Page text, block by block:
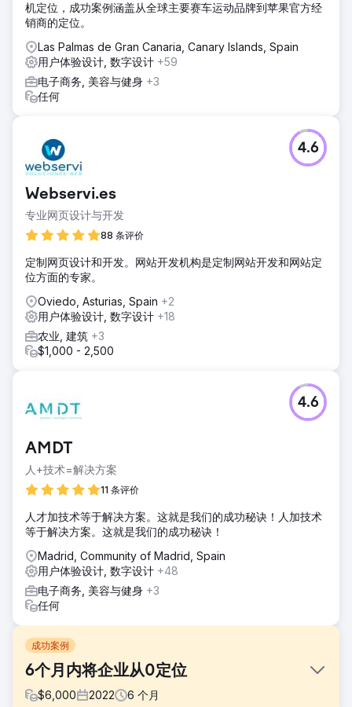
机定位，成功案例涵盖从全球主要赛车运动品牌到苹果官方经
销商的定位。
Las Palmas de Gran Canaria, Canary Islands, Spain
用户体验设计, 数字设计 +59
电子商务, 美容与健身 +3
任何
Webservi.es
专业网页设计与开发
88 条评价
4.6
定制网页设计和开发。网站开发机构是定制网站开发和网站定
位方面的专家。
Oviedo, Asturias, Spain +2
用户体验设计, 数字设计 +18
农业, 建筑 +3
$1,000 - 2,500
AMDT
人+技术=解决方案
11 条评价
4.6
人才加技术等于解决方案。这就是我们的成功秘诀！人加技术
等于解决方案。这就是我们的成功秘诀！
Madrid, Community of Madrid, Spain
用户体验设计, 数字设计 +48
电子商务, 美容与健身 +3
任何
成功案例
6个月内将企业从0定位
$6,000 2022 6 个月